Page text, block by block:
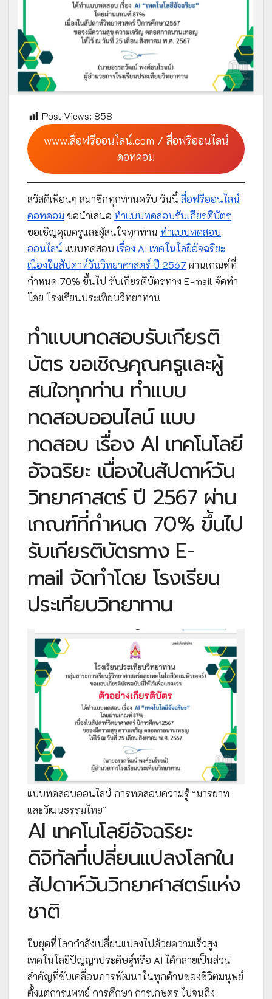
Post Views: 858
www.สื่อฟรีออนไลน์.com / สื่อฟรีออนไลน์
ดอทคอม
สวัสดีเพื่อนๆ สมาชิกทุกท่านครับ วันนี้ สื่อฟรีออนไลน์
ดอทคอม ขอนำเสนอ ทำแบบทดสอบรับเกียรติบัตร
ขอเชิญคุณครูและผู้สนใจทุกท่าน ทำแบบทดสอบ
ออนไลน์ แบบทดสอบ เรื่อง AI เทคโนโลยีอัจฉริยะ
เนื่องในสัปดาห์วันวิทยาศาสตร์ ปี 2567ผ่านเกณฑ์ที่
กำหนด 70% ขึ้นไป รับเกียรติบัตรทาง E-mail จัดทำ
โดย โรงเรียนประเทียบวิทยาทาน
ทำแบบทดสอบรับเกียรติ
บัตร ขอเชิญคุณครูและผู้
สนใจทุกท่าน ทำแบบ
ทดสอบออนไลน์ แบบ
ทดสอบ เรื่อง AI เทคโนโลยี
อัจฉริยะ เนื่องในสัปดาห์วัน
วิทยาศาสตร์ ปี 2567 ผ่าน
เกณฑ์ที่กำหนด 70% ขึ้นไป
รับเกียรติบัตรทาง E-
mail จัดทำโดย โรงเรียน
ประเทียบวิทยาทาน
แบบทดสอบออนไลน์ การทดสอบความรู้ “มารยาท
และวัฒนธรรมไทย”
AI เทคโนโลยีอัจฉริยะ
ดิจิทัลที่เปลี่ยนแปลงโลกใน
สัปดาห์วันวิทยาศาสตร์แห่ง
ชาติ
ในยุคที่โลกกำลังเปลี่ยนแปลงไปด้วยความเร็วสูง
เทคโนโลยีปัญญาประดิษฐ์หรือ AI ได้กลายเป็นส่วน
สำคัญที่ขับเคลื่อนการพัฒนาในทุกด้านของชีวิตมนุษย์
ตั้งแต่การแพทย์ การศึกษา การเกษตร ไปจนถึง